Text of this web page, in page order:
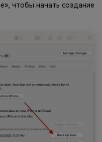
чтобы начать создание